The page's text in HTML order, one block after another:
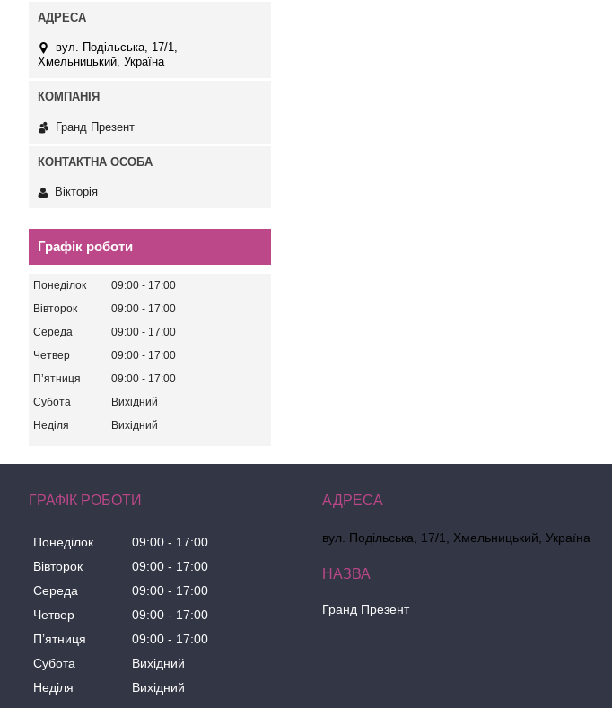
вул. Подільська, 17/1,
Хмельницький, Україна
Гранд Презент
Вікторія
Графік роботи
Понеділок 09:00
17:00
Вівторок
09:00
17:00
Середа
09:00
17:00
Четвер
09:00
17:00
Пʼятниця
09:00
17:00
Субота
Вихідний
Неділя
Вихідний
ГРАФІК РОБОТИ
Понеділок 09:00
17:00
Вівторок
09:00
17:00
Середа
09:00
17:00
Четвер
09:00
17:00
Пʼятниця
09:00
17:00
Субота
Вихідний
Неділя
Вихідний
вул. Подільська, 17/1, Хмельницький, Україна
Гранд Презент